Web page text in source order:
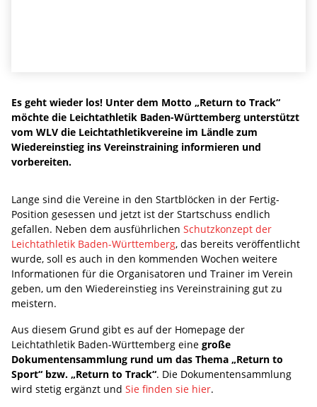
Es geht wieder los! Unter dem Motto „Return to Track“
möchte die Leichtathletik Baden-Württemberg unterstützt
vom WLV die Leichtathletikvereine im Ländle zum
Wiedereinstieg ins Vereinstraining informieren und
vorbereiten.
Lange sind die Vereine in den Startblöcken in der Fertig-
Position gesessen und jetzt ist der Startschuss endlich
gefallen. Neben dem ausführlichen Schutzkonzept der
Leichtathletik Baden-Württemberg, das bereits veröffentlicht
wurde, soll es auch in den kommenden Wochen weitere
Informationen für die Organisatoren und Trainer im Verein
geben, um den Wiedereinstieg ins Vereinstraining gut zu
meistern.
Aus diesem Grund gibt es auf der Homepage der
Leichtathletik Baden-Württemberg eine große
Dokumentensammlung rund um das Thema „Return to
Sport“ bzw. „Return to Track“. Die Dokumentensammlung
wird stetig ergänzt und Sie finden sie hier.